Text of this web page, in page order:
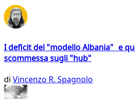
I deficit del "modello Albania" e
scommessa sugli "hub"
di Vincenzo R. Spagnolo